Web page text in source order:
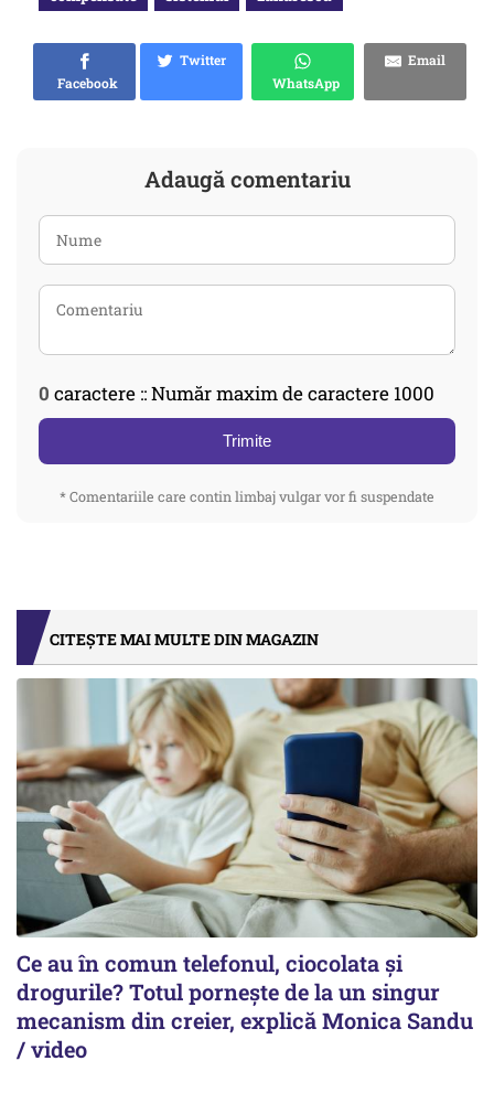
Facebook
Twitter
WhatsApp
Email
Adaugă comentariu
0 caractere :: Număr maxim de caractere 1000
Trimite
* Comentariile care contin limbaj vulgar vor fi suspendate
CITEȘTE MAI MULTE DIN MAGAZIN
Ce au în comun telefonul, ciocolata și
drogurile? Totul pornește de la un singur
mecanism din creier, explică Monica Sandu
/ video